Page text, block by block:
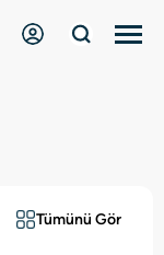
Tümünü Gör